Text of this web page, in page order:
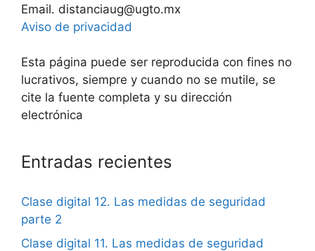
Email. distanciaug@ugto.mx
Aviso de privacidad
Esta página puede ser reproducida con fines no
lucrativos, siempre y cuando no se mutile, se
cite la fuente completa y su dirección
electrónica
Entradas recientes
Clase digital 12. Las medidas de seguridad
parte 2
Clase digital 11. Las medidas de seguridad